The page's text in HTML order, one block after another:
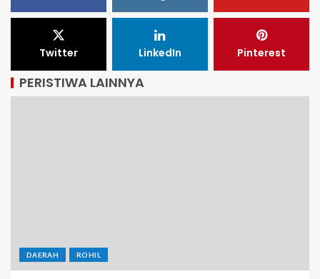
Twitter LinkedIn Pinterest
PERISTIWA LAINNYA
DAERAH ROHIL